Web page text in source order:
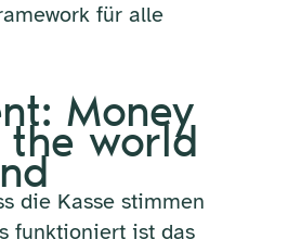
für alle
Money
the world
die Kasse stimmen
funktioniert ist das